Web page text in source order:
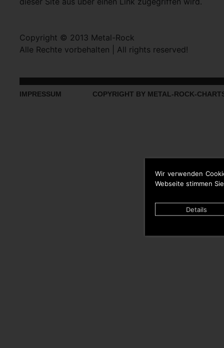
Wir verwenden
Webseite stimmen
Details
Copyright © 2013 Metal-Rock
Alle Rechte vorbehalten | All rights reserved!
IMPRESSUM COPYRIGHT BY METAL-ROCK-